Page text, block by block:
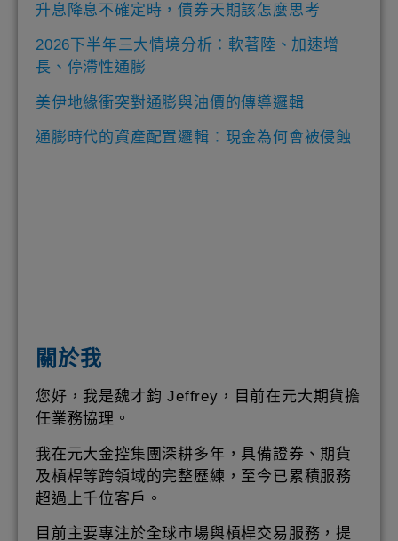
升息降息不確定時，債券天期該怎麼思考
2026下半年三大情境分析：軟著陸、加速增
長、停滯性通膨
美伊地緣衝突對通膨與油價的傳導邏輯
通膨時代的資產配置邏輯：現金為何會被侵蝕
關於我
您好，我是魏才鈞 Jeffrey，目前在元大期貨擔
任業務協理。
我在元大金控集團深耕多年，具備證券、期貨
及槓桿等跨領域的完整歷練，至今已累積服務
超過上千位客戶。
目前主要專注於全球市場與槓桿交易服務，提